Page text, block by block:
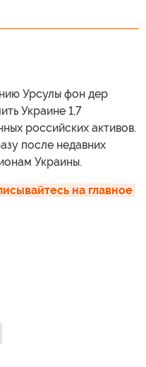
Урсулы фон дер
Украине 1,7
российских активов.
после недавних
Украины.
на главное